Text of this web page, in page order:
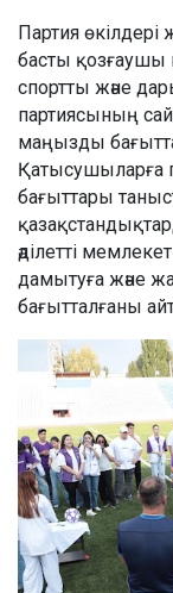
Партия
басты қозғаушы
спортты және
партиясының
маңызды
Қатысушыларға
бағыттары
әділетті
дамытуға және
бағытталғаны